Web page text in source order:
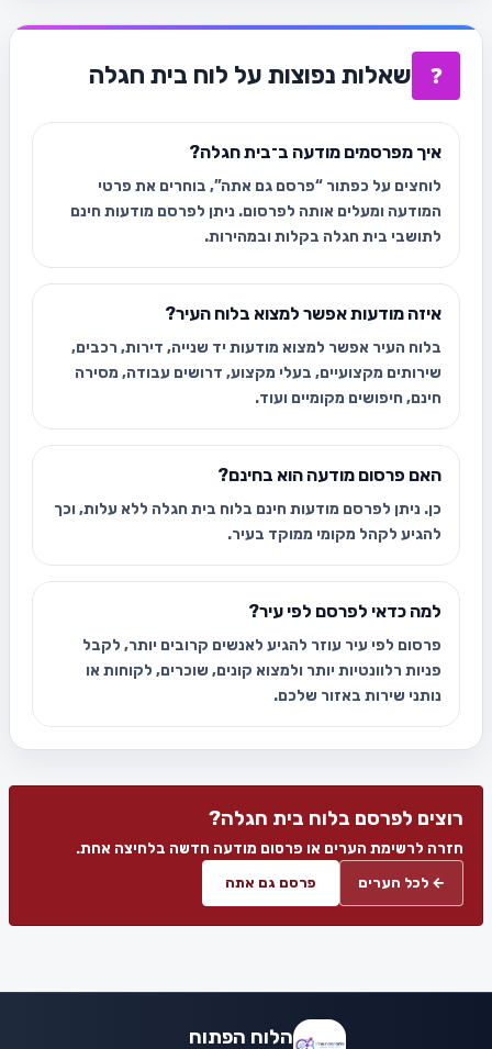
❓ שאלות נפוצות על לוח בית חגלה
איך מפרסמים מודעה ב־בית חגלה?
לוחצים על כפתור “פרסם גם אתה”, בוחרים את פרטי
המודעה ומעלים אותה לפרסום. ניתן לפרסם מודעות חינם
לתושבי בית חגלה בקלות ובמהירות.
איזה מודעות אפשר למצוא בלוח העיר?
בלוח העיר אפשר למצוא מודעות יד שנייה, דירות, רכבים,
שירותים מקצועיים, בעלי מקצוע, דרושים עבודה, מסירה
חינם, חיפושים מקומיים ועוד.
האם פרסום מודעה הוא בחינם?
כן. ניתן לפרסם מודעות חינם בלוח בית חגלה ללא עלות, וכך
להגיע לקהל מקומי ממוקד בעיר.
למה כדאי לפרסם לפי עיר?
פרסום לפי עיר עוזר להגיע לאנשים קרובים יותר, לקבל
פניות רלוונטיות יותר ולמצוא קונים, שוכרים, לקוחות או
נותני שירות באזור שלכם.
רוצים לפרסם בלוח בית חגלה?
חזרה לרשימת הערים או פרסום מודעה חדשה בלחיצה אחת.
← לכל הערים פרסם גם אתה
הלוח הפתוח